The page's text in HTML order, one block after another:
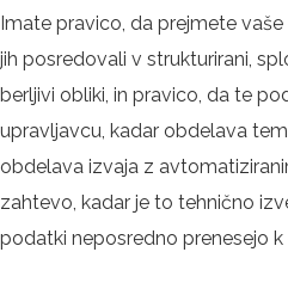
Imate pravico, da prejmete
jih posredovali v strukturirani,
berljivi obliki, in pravico, da te
upravljavcu, kadar obdelava
obdelava izvaja z
zahtevo, kadar je to tehnično
podatki neposredno prenesejo